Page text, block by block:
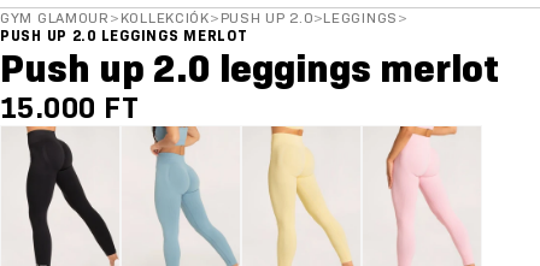
GYM GLAMOUR > KOLLEKCIÓK> PUSH UP 2.0>LEGGINGS >
PUSH UP 2.0 LEGGINGS MERLOT
Push up 2.0 leggings merlot
15.000 FT